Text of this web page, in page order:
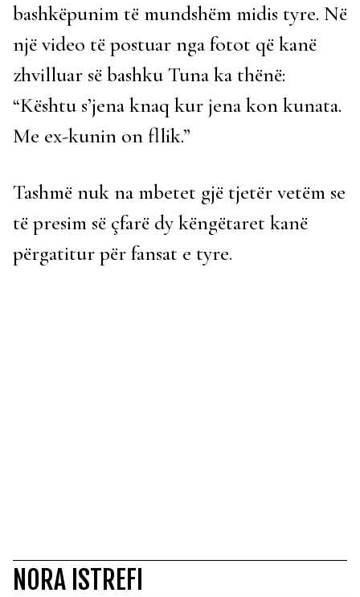
bashkëpunim të mundshëm midis tyre. Në
një video të postuar nga fotot që kanë
zhvilluar së bashku Tuna ka thënë:
“Kështu s’jena knaq kur jena kon kunata.
Me ex-kunin on fllik.”
Tashmë nuk na mbetet gjë tjetër vetëm se
të presim së çfarë dy këngëtaret kanë
përgatitur për fansat e tyre.
NORA ISTREFI